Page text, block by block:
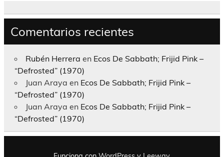
Comentarios recientes
Rubén Herrera en Ecos De Sabbath; Frijid Pink –
“Defrosted” (1970)
Juan Araya en Ecos De Sabbath; Frijid Pink –
“Defrosted” (1970)
Juan Araya en Ecos De Sabbath; Frijid Pink –
“Defrosted” (1970)